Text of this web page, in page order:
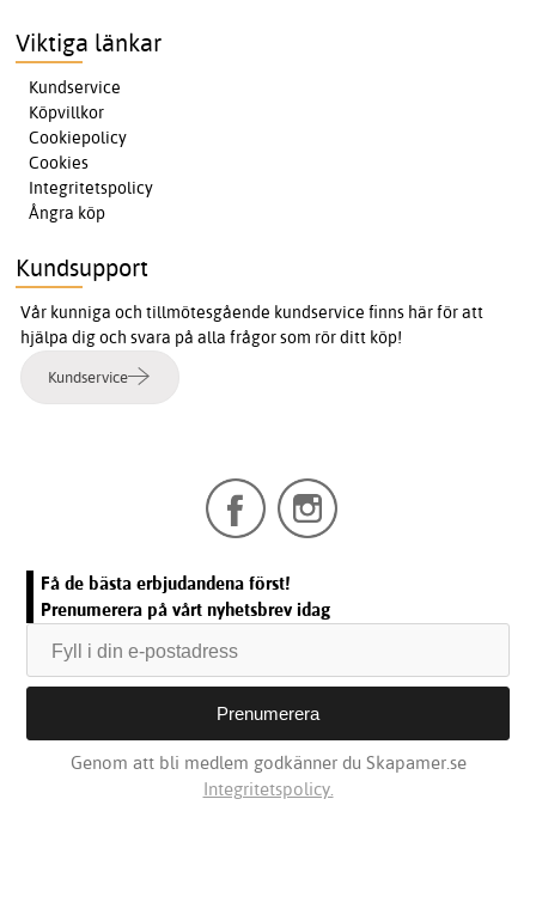
Viktiga länkar
Kundservice
Köpvillkor
Cookiepolicy
Cookies
Integritetspolicy
Ångra köp
Kundsupport
Vår kunniga och tillmötesgående kundservice finns här för att
hjälpa dig och svara på alla frågor som rör ditt köp!
Kundservice
Få de bästa erbjudandena först!
Prenumerera på vårt nyhetsbrev idag
Genom att bli medlem godkänner du Skapamer.se
Integritetspolicy.